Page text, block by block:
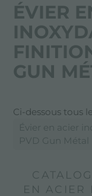
ÉVIER
GUN
Ci-dessous tous
Évier en acier
PVD Gun Métal
EN ACIER